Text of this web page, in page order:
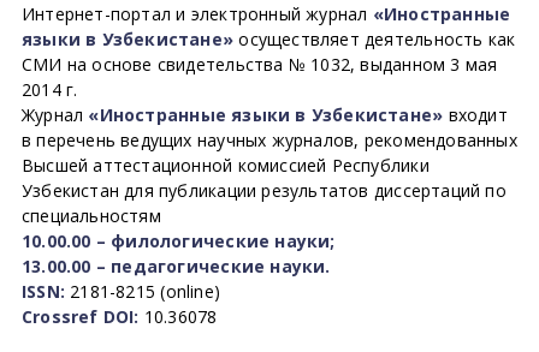
Интернет-портал и электронный журнал «Иностранные
языки в Узбекистане» осуществляет деятельность как
СМИ на основе свидетельства № 1032, выданном 3 мая
2014 г.
Журнал «Иностранные языки в Узбекистане» входит
в перечень ведущих научных журналов, рекомендованных
Высшей аттестационной комиссией Республики
Узбекистан для публикации результатов диссертаций по
специальностям
10.00.00 – филологические науки;
13.00.00 – педагогические науки.
ISSN: 2181-8215 (online)
Crossref DOI: 10.36078